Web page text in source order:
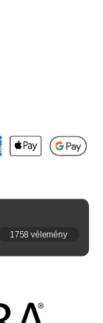
1758 vélemény